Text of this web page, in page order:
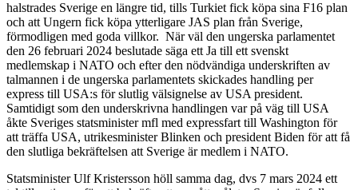
halstrades Sverige en längre tid, tills Turkiet fick köpa sina F16 plan
och att Ungern fick köpa ytterligare JAS plan från Sverige,
förmodligen med goda villkor. När väl den ungerska parlamentet
den 26 februari 2024 beslutade säga ett Ja till ett svenskt
medlemskap i NATO och efter den nödvändiga underskriften av
talmannen i de ungerska parlamentets skickades handling per
express till USA:s för slutlig välsignelse av USA president.
Samtidigt som den underskrivna handlingen var på väg till USA
åkte Sveriges statsminister mfl med expressfart till Washington för
att träffa USA, utrikesminister Blinken och president Biden för att få
den slutliga bekräftelsen att Sverige är medlem i NATO.
Statsminister Ulf Kristersson höll samma dag, dvs 7 mars 2024 ett